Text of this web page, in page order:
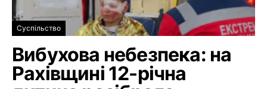
Суспільство
Вибухова небезпека: на
Рахівщині 12-річна